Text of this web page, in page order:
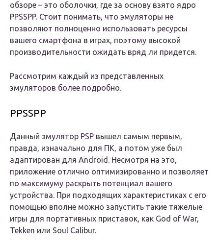
обзоре – это оболочки, где за основу взято ядро
PPSSPP. Стоит понимать, что эмуляторы не
позволяют полноценно использовать ресурсы
вашего смартфона в играх, поэтому высокой
производительности ожидать вряд ли придется.
Рассмотрим каждый из представленных
эмуляторов более подробно.
PPSSPP
Данный эмулятор PSP вышел самым первым,
правда, изначально для ПК, а потом уже был
адаптирован для Android. Несмотря на это,
приложение отлично оптимизированно и позволяет
по максимуму раскрыть потенциал вашего
устройства. При подходящих характеристиках с его
помощью вполне можно запустить такие тяжелые
игры для портативных приставок, как God of War,
Tekken или Soul Calibur.